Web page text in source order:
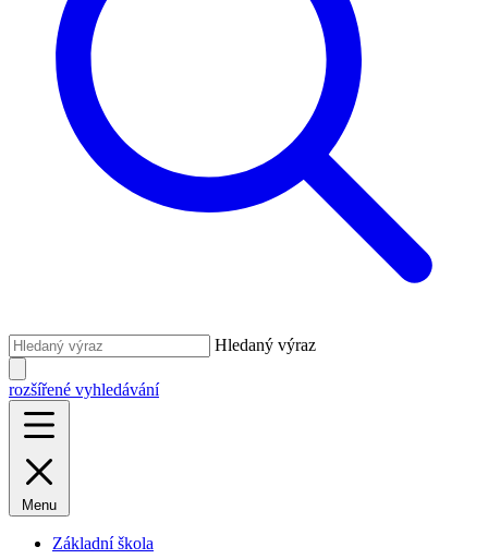
Hledaný výraz
rozšířené vyhledávání
Menu
Základní škola